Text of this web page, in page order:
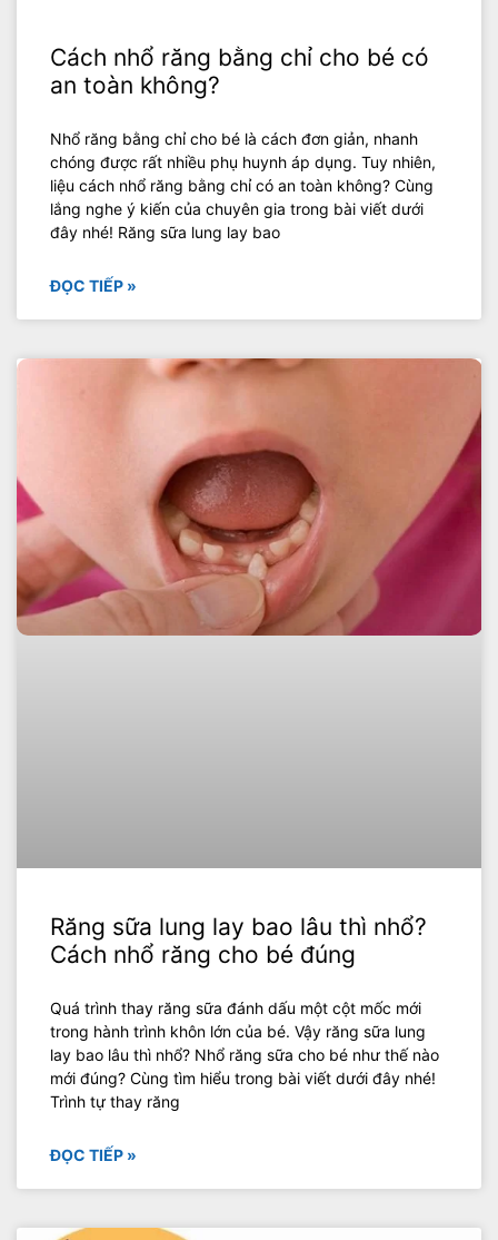
Cách nhổ răng bằng chỉ cho bé có
an toàn không?
Nhổ răng bằng chỉ cho bé là cách đơn giản, nhanh
chóng được rất nhiều phụ huynh áp dụng. Tuy nhiên,
liệu cách nhổ răng bằng chỉ có an toàn không? Cùng
lắng nghe ý kiến của chuyên gia trong bài viết dưới
đây nhé! Răng sữa lung lay bao
ĐỌC TIẾP »
Răng sữa lung lay bao lâu thì nhổ?
Cách nhổ răng cho bé đúng
Quá trình thay răng sữa đánh dấu một cột mốc mới
trong hành trình khôn lớn của bé. Vậy răng sữa lung
lay bao lâu thì nhổ? Nhổ răng sữa cho bé như thế nào
mới đúng? Cùng tìm hiểu trong bài viết dưới đây nhé!
Trình tự thay răng
ĐỌC TIẾP »